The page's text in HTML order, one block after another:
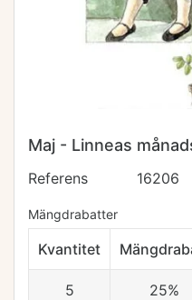
Maj - Linneas
Referens 16206
Mängdrabatter
Kvantitet
5 25%